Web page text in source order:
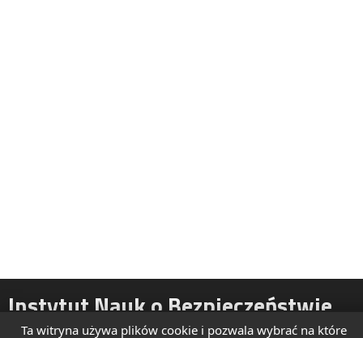
Ta witryna używa plików cookie i pozwala wybrać na które
Instytut Nauk o Bezpieczeństwie
ul. Żytnia 39